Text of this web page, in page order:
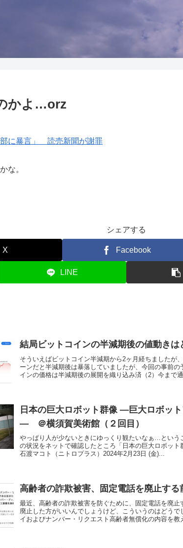
かよ…orz
に暴言」 読売新聞が謝罪
な。
シェアする
X Facebook
LINE
結局ビットコインの半減期後の値動き
そういえばビットコイン半減期から2ヶ月経ちましたが
ーンだと半減期後は暴落していましたが、今回の事前
インの価格は半減期後の展開を織り込み済（2）今まで通
日本の巨大ロボット群像 ―巨大ロボッ
― ＠横須賀美術館（２回目）
やっぱり人が少ないときにゆっくり観たいなぁ…という
の状況をネットで確認したところ「日本の巨大ロボッ
石渡マコト（ニトロプラス）2024年2月23日 (金)...
高齢者の詐欺被害、固定電話を廃止する
最近、高齢者の詐欺被害を防ぐために、固定電話を廃
廃止した方がいいんでしょうけど、こういうのはどう
イおよびナンバー・リクエスト高齢者無償化の内容を教